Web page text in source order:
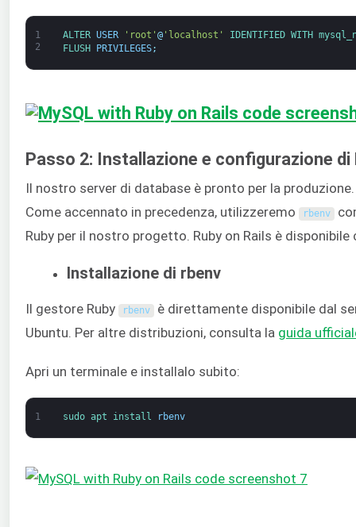
1
2
ALTER USER 'root' @'localhost' IDENTIFIED WITH
FLUSH PRIVILEGES;
Passo 2: Installazione e configurazione di
Il nostro server di database è pronto per la
Come accennato in precedenza, utilizzeremo
rbenv
Ruby per il nostro progetto. Ruby on Rails è disponibile
Installazione di rbenv
Il gestore Ruby rbenv è direttamente disponibile dal
Ubuntu. Per altre distribuzioni, consulta la guida
Apri un terminale e installalo subito:
1 sudo apt install rbenv